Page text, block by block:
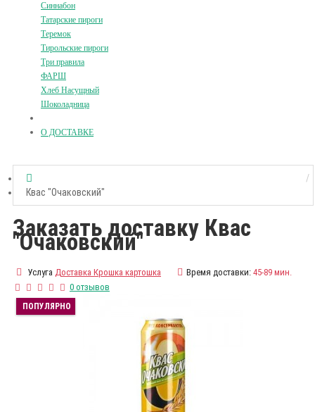
Синнабон
Татарские пироги
Теремок
Тирольские пироги
Три правила
ФАРШ
Хлеб Насущный
Шоколадница
О ДОСТАВКЕ
Квас "Очаковский"
Заказать доставку Квас
"Очаковский"
Услуга Доставка Крошка картошка Время доставки: 45-89 мин.
0 отзывов
ПОПУЛЯРНО